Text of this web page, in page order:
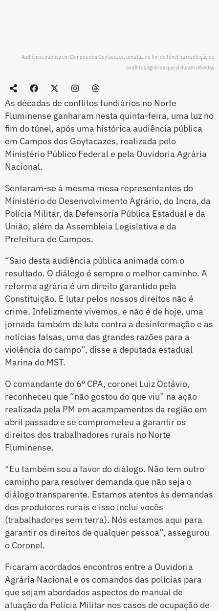
Audiência pública em Campos dos Goytacazes: uma luz no fim do túnel na resolução de
conflitos agrários que já duram décadas
As décadas de conflitos fundiários no Norte
Fluminense ganharam nesta quinta-feira, uma luz no
fim do túnel, após uma histórica audiência pública
em Campos dos Goytacazes, realizada pelo
Ministério Público Federal e pela Ouvidoria Agrária
Nacional.
Sentaram-se à mesma mesa representantes do
Ministério do Desenvolvimento Agrário, do Incra, da
Polícia Militar, da Defensoria Pública Estadual e da
União, além da Assembleia Legislativa e da
Prefeitura de Campos.
“Saio desta audiência pública animada com o
resultado. O diálogo é sempre o melhor caminho. A
reforma agrária é um direito garantido pela
Constituição. E lutar pelos nossos direitos não é
crime. Infelizmente vivemos, e não é de hoje, uma
jornada também de luta contra a desinformação e as
notícias falsas, uma das grandes razões para a
violência do campo”, disse a deputada estadual
Marina do MST.
O comandante do 6º CPA, coronel Luiz Octávio,
reconheceu que “não gostou do que viu” na ação
realizada pela PM em acampamentos da região em
abril passado e se comprometeu a garantir os
direitos dos trabalhadores rurais no Norte
Fluminense.
“Eu também sou a favor do diálogo. Não tem outro
caminho para resolver demanda que não seja o
diálogo transparente. Estamos atentos às demandas
dos produtores rurais e isso inclui vocês
(trabalhadores sem terra). Nós estamos aqui para
garantir os direitos de qualquer pessoa”, assegurou
o Coronel.
Ficaram acordados encontros entre a Ouvidoria
Agrária Nacional e os comandos das polícias para
que sejam abordados aspectos do manual de
atuação da Polícia Militar nos casos de ocupação de